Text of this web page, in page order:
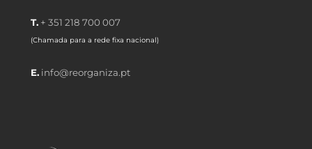
T. + 351 218 700 007
(Chamada para a rede fixa nacional)
E. info@reorganiza.pt